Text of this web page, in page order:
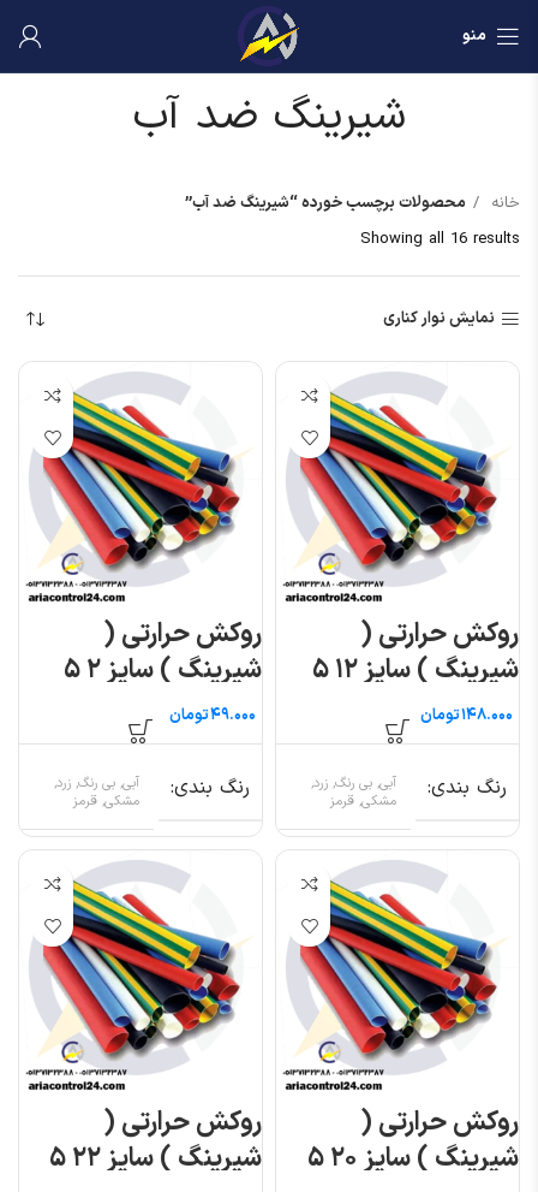
منو
شیرینگ ضد آب
خانه
محصولات برچسب خورده “شیرینگ ضد آب”
Showing all 16 results
نمایش نوار کناری
روکش حرارتی (
شیرینگ ) سایز ۱۲ ۵
متریتومان
رنگ بندی
آبی, بی رنگ, زرد,
مشکی, قرمز
روکش حرارتی (
شیرینگ ) سایز ۲ ۵
متریتومان
رنگ بندی
آبی, بی رنگ, زرد,
مشکی, قرمز
روکش حرارتی (
شیرینگ ) سایز ۲۰ ۵
روکش حرارتی (
شیرینگ ) سایز ۲۲ ۵